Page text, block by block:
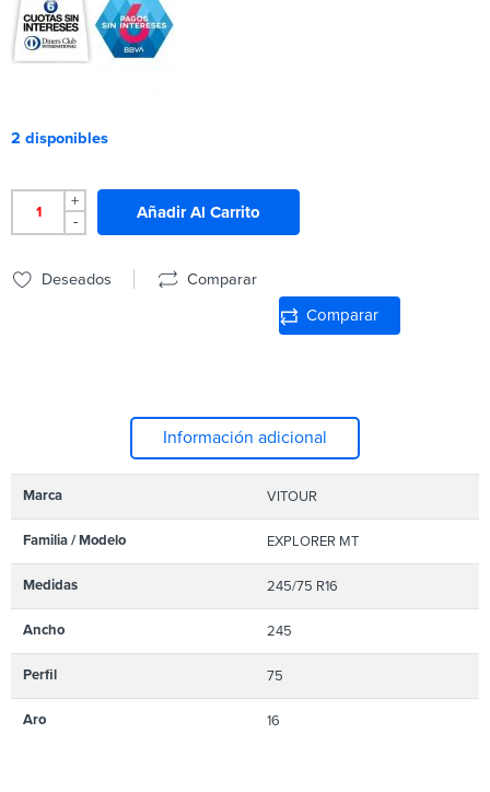
2 disponibles
+
-
Añadir Al Carrito
Deseados Comparar
Comparar
Información adicional
Marca VITOUR
Familia / Modelo EXPLORER MT
Medidas 245/75 R16
Ancho 245
Perfil 75
Aro 16